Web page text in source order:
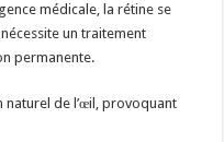
médicale, la rétine se
un traitement
permanente.
naturel de l’œil, provoquant